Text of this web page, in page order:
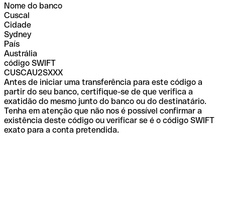
Nome do banco
Cuscal
Cidade
Sydney
País
Austrália
código SWIFT
CUSCAU2SXXX
Antes de iniciar uma transferência para este código a
partir do seu banco, certifique-se de que verifica a
exatidão do mesmo junto do banco ou do destinatário.
Tenha em atenção que não nos é possível confirmar a
existência deste código ou verificar se é o código SWIFT
exato para a conta pretendida.